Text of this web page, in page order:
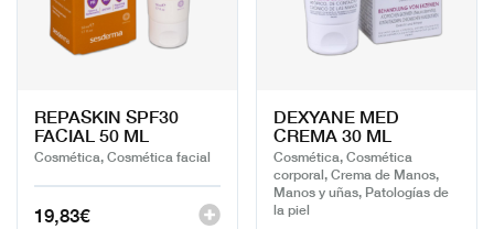
REPASKIN SPF30
FACIAL 50 ML
Cosmética, Cosmética facial
19,83€
DEXYANE MED
CREMA 30 ML
Cosmética, Cosmética
corporal, Crema de Manos,
Manos y uñas, Patologías de
la piel